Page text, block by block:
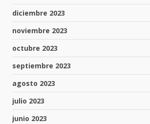
diciembre 2023
noviembre 2023
octubre 2023
septiembre 2023
agosto 2023
julio 2023
junio 2023